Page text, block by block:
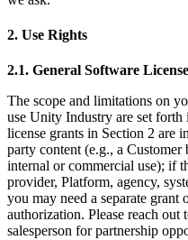
2. Use Rights
2.1. General Software
The scope and limitations on
use Unity Industry are set
license grants in Section 2 are
party content (e.g., a
internal or commercial use); if
provider, Platform, agency,
you may need a separate
authorization. Please reach
salesperson for partnership